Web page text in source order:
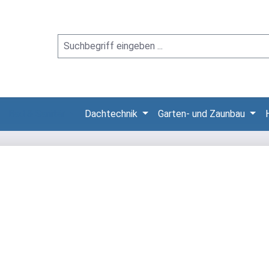
Dachtechnik Garten- und Zaunbau